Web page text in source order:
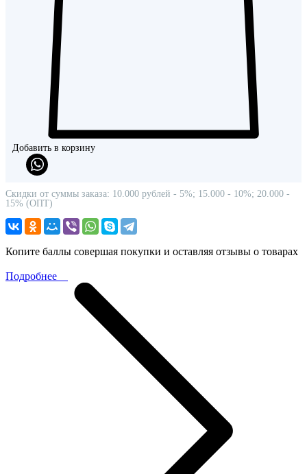
Добавить в корзину
Скидки от суммы заказа: 10.000 рублей - 5%; 15.000 - 10%; 20.000 -
15% (ОПТ)
Копите баллы совершая покупки и оставляя отзывы о товарах
Подробнее